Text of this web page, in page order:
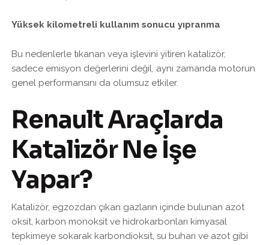
Yüksek kilometreli kullanım sonucu yıpranma
Bu nedenlerle tıkanan veya işlevini yitiren katalizör,
sadece emisyon değerlerini değil, aynı zamanda motorun
genel performansını da olumsuz etkiler.
Renault Araçlarda
Katalizör Ne İşe
Yapar?
Katalizör, egzozdan çıkan gazların içinde bulunan azot
oksit, karbon monoksit ve hidrokarbonları kimyasal
tepkimeye sokarak karbondioksit, su buharı ve azot gibi